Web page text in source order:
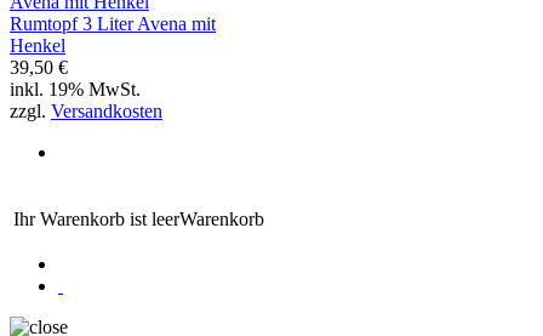
Rumtopf 3 Liter Avena mit
Henkel
39,50 €
inkl. 19% MwSt.
zzgl. Versandkosten
Ihr Warenkorb ist leerWarenkorb